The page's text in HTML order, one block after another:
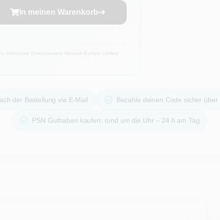
In meinen Warenkorb
Interactive Entertainment Network Europe Limited
der Bestellung via E-Mail Bezahle deinen Code sicher
PSN Guthaben kaufen: rund um die Uhr – 24 h am Tag